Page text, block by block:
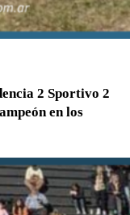
2 Sportivo 2
en los